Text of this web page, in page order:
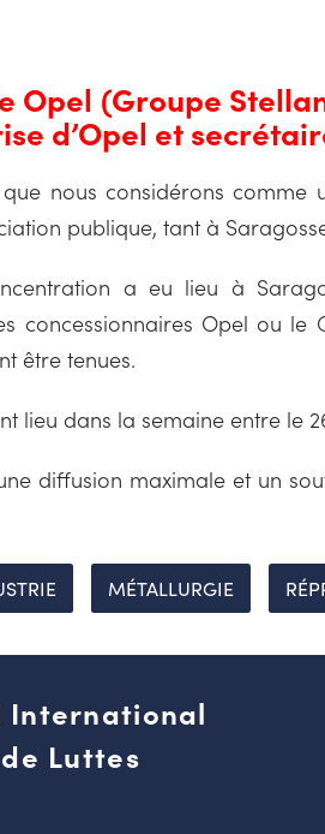
Opel (Groupe
d’Opel et
nous considérons
publique, tant à
a eu lieu à
concessionnaires Opel ou le
être tenues.
lieu dans la semaine entre le
diffusion maximale et un
MÉTALLURGIE
International
Luttes